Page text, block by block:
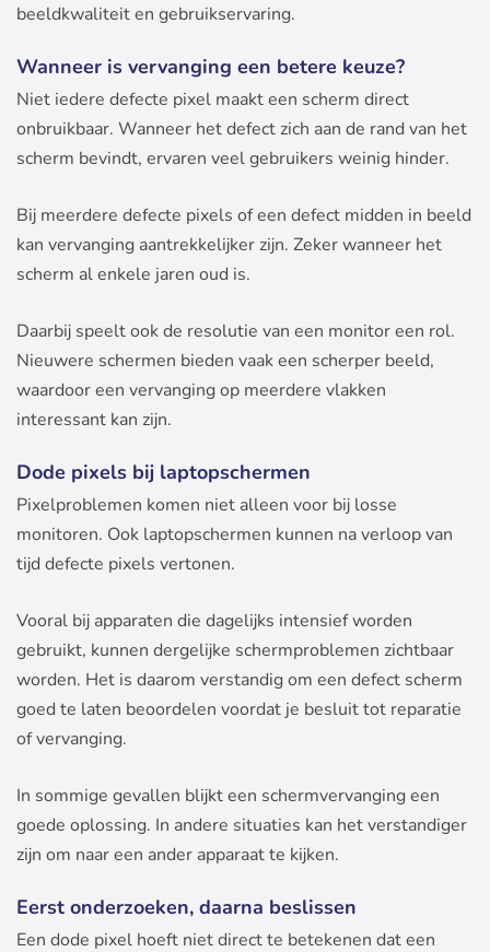
beeldkwaliteit en gebruikservaring.
Wanneer is vervanging een betere keuze?
Niet iedere defecte pixel maakt een scherm direct
onbruikbaar. Wanneer het defect zich aan de rand van het
scherm bevindt, ervaren veel gebruikers weinig hinder.
Bij meerdere defecte pixels of een defect midden in beeld
kan vervanging aantrekkelijker zijn. Zeker wanneer het
scherm al enkele jaren oud is.
Daarbij speelt ook de resolutie van een monitor een rol.
Nieuwere schermen bieden vaak een scherper beeld,
waardoor een vervanging op meerdere vlakken
interessant kan zijn.
Dode pixels bij laptopschermen
Pixelproblemen komen niet alleen voor bij losse
monitoren. Ook laptopschermen kunnen na verloop van
tijd defecte pixels vertonen.
Vooral bij apparaten die dagelijks intensief worden
gebruikt, kunnen dergelijke schermproblemen zichtbaar
worden. Het is daarom verstandig om een defect scherm
goed te laten beoordelen voordat je besluit tot reparatie
of vervanging.
In sommige gevallen blijkt een schermvervanging een
goede oplossing. In andere situaties kan het verstandiger
zijn om naar een ander apparaat te kijken.
Eerst onderzoeken, daarna beslissen
Een dode pixel hoeft niet direct te betekenen dat een